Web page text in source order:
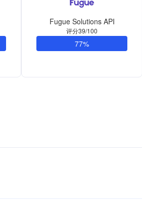
Fugue Solutions API
评分39/100
77%